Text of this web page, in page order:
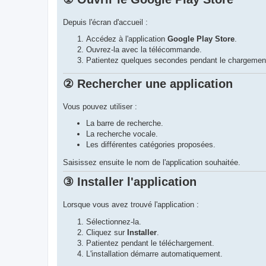
Depuis l'écran d'accueil :
Accédez à l'application Google Play Store.
Ouvrez-la avec la télécommande.
Patientez quelques secondes pendant le
② Rechercher une application
Vous pouvez utiliser :
La barre de recherche.
La recherche vocale.
Les différentes catégories proposées.
Saisissez ensuite le nom de l'application souhaitée.
③ Installer l'application
Lorsque vous avez trouvé l'application :
Sélectionnez-la.
Cliquez sur Installer
Patientez pendant le téléchargement.
L'installation démarre automatiquement.